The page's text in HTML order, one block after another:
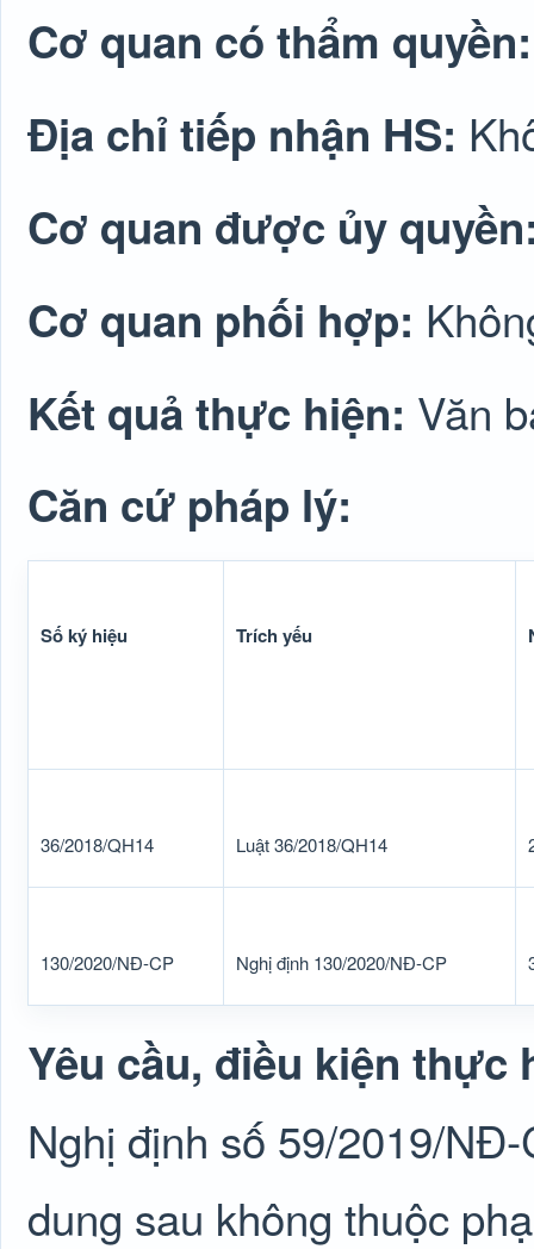
Cơ quan có thẩm
Địa chỉ tiếp nhận HS:
Cơ quan được ủy
Cơ quan phối hợp:
Kết quả thực hiện: Văn
Căn cứ pháp lý:
Số ký hiệu Trích yếu
36/2018/QH14 Luật 36/2018/QH14
130/2020/NĐ-CP Nghị định 130/2020/NĐ-CP
Yêu cầu, điều kiện thực
Nghị định số 59/2019/
dung sau không thuộc